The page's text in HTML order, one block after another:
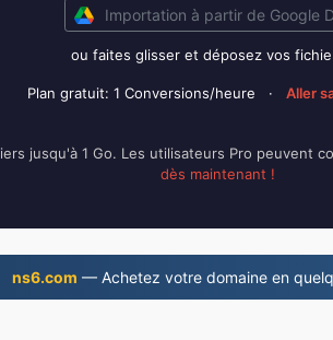
Importation à partir de Google
ou faites glisser et déposez vos
Plan gratuit: 1 Conversions/heure · Aller
jusqu'à 1 Go. Les utilisateurs Pro peuvent
dès maintenant !
ns6.com — Achetez votre domaine en